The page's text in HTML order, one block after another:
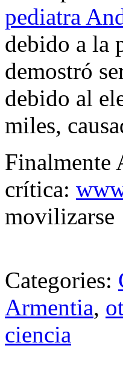
pediatra
debido a la
demostró
debido al
miles,
Finalmente
crítica:
movilizarse
Categories:
Armentia,
ciencia